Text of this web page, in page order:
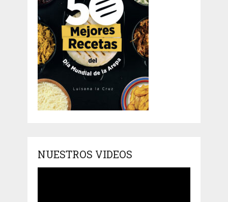
NUESTROS VIDEOS